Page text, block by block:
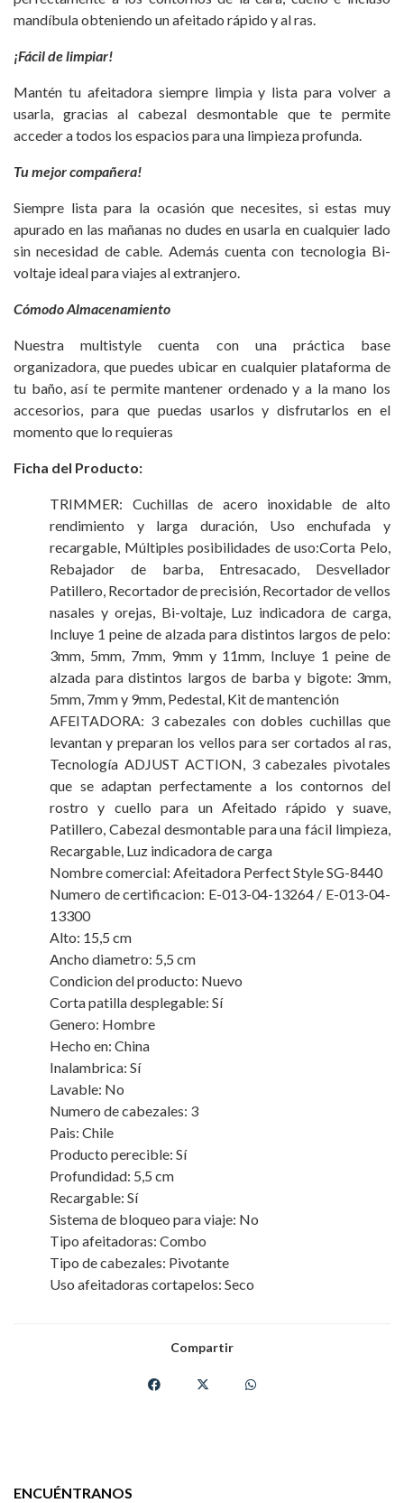
mandíbula obteniendo un afeitado rápido y al ras.
¡Fácil de limpiar!
Mantén tu afeitadora siempre limpia y lista para volver a
usarla, gracias al cabezal desmontable que te permite
acceder a todos los espacios para una limpieza profunda.
Tu mejor compañera!
Siempre lista para la ocasión que necesites, si estas muy
apurado en las mañanas no dudes en usarla en cualquier lado
sin necesidad de cable. Además cuenta con tecnologia Bi-
voltaje ideal para viajes al extranjero.
Cómodo Almacenamiento
Nuestra multistyle cuenta con una práctica base
organizadora, que puedes ubicar en cualquier plataforma de
tu baño, así te permite mantener ordenado y a la mano los
accesorios, para que puedas usarlos y disfrutarlos en el
momento que lo requieras
Ficha del Producto:
TRIMMER: Cuchillas de acero inoxidable de alto
rendimiento y larga duración, Uso enchufada y
recargable, Múltiples posibilidades de uso:Corta Pelo,
Rebajador de barba, Entresacado, Desvellador
Patillero, Recortador de precisión, Recortador de vellos
nasales y orejas, Bi-voltaje, Luz indicadora de carga,
Incluye 1 peine de alzada para distintos largos de pelo:
3mm, 5mm, 7mm, 9mm y 11mm, Incluye 1 peine de
alzada para distintos largos de barba y bigote: 3mm,
5mm, 7mm y 9mm, Pedestal, Kit de mantención
AFEITADORA: 3 cabezales con dobles cuchillas que
levantan y preparan los vellos para ser cortados al ras,
Tecnología ADJUST ACTION, 3 cabezales pivotales
que se adaptan perfectamente a los contornos del
rostro y cuello para un Afeitado rápido y suave,
Patillero, Cabezal desmontable para una fácil limpieza,
Recargable, Luz indicadora de carga
Nombre comercial: Afeitadora Perfect Style SG-8440
Numero de certificacion: E-013-04-13264 / E-013-04-
13300
Alto: 15,5 cm
Ancho diametro: 5,5 cm
Condicion del producto: Nuevo
Corta patilla desplegable: Sí
Genero: Hombre
Hecho en: China
Inalambrica: Sí
Lavable: No
Numero de cabezales: 3
Pais: Chile
Producto perecible: Sí
Profundidad: 5,5 cm
Recargable: Sí
Sistema de bloqueo para viaje: No
Tipo afeitadoras: Combo
Tipo de cabezales: Pivotante
Uso afeitadoras cortapelos: Seco
Compartir
ENCUÉNTRANOS